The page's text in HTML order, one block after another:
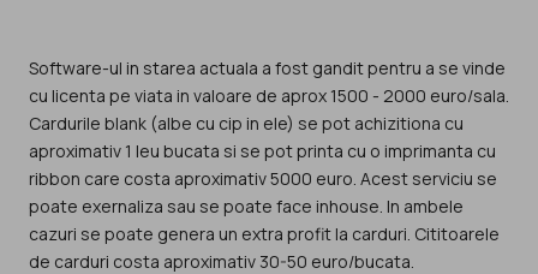
Software-ul in starea actuala a fost gandit pentru a se vinde
cu licenta pe viata in valoare de aprox 1500 - 2000 euro/sala.
Cardurile blank (albe cu cip in ele) se pot achizitiona cu
aproximativ 1 leu bucata si se pot printa cu o imprimanta cu
ribbon care costa aproximativ 5000 euro. Acest serviciu se
poate exernaliza sau se poate face inhouse. In ambele
cazuri se poate genera un extra profit la carduri. Cititoarele
de carduri costa aproximativ 30-50 euro/bucata.